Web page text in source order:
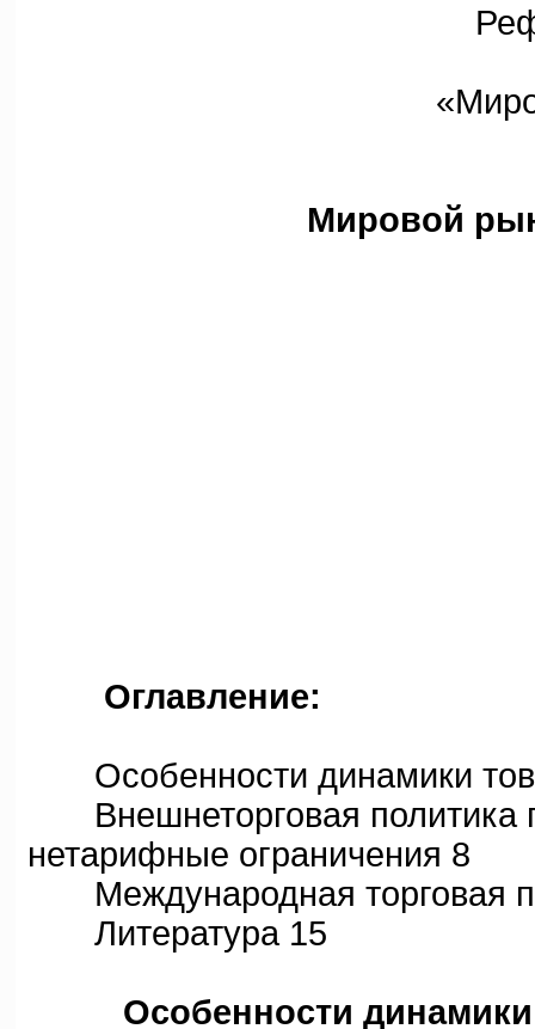
Мировой
Оглавление:
Особенности динамики
Внешнеторговая политика
нетарифные ограничения 8
Международная торговая
Литература 15
Особенности